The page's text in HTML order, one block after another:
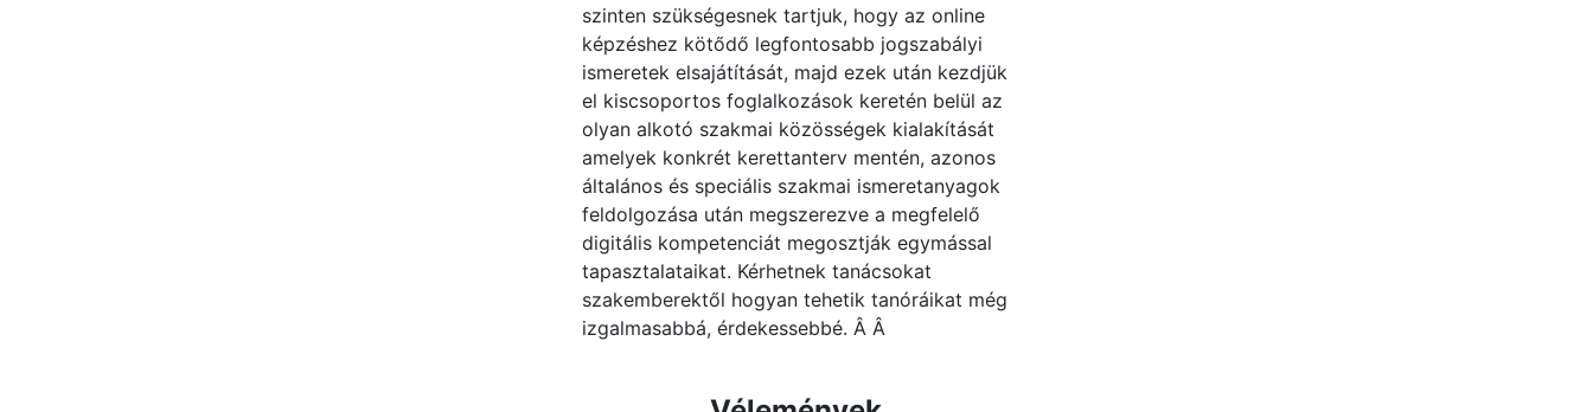
szinten szükségesnek tartjuk, hogy az online
képzéshez kötődő legfontosabb jogszabályi
ismeretek elsajátítását, majd ezek után kezdjük
el kiscsoportos foglalkozások keretén belül az
olyan alkotó szakmai közösségek kialakítását
amelyek konkrét kerettanterv mentén, azonos
általános és speciális szakmai ismeretanyagok
feldolgozása után megszerezve a megfelelő
digitális kompetenciát megosztják egymással
tapasztalataikat. Kérhetnek tanácsokat
szakemberektől hogyan tehetik tanóráikat még
izgalmasabbá, érdekessebbé. Â Â